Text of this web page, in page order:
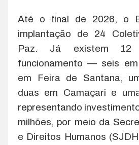
Até o final de 2026, o
implantação de 24
Paz. Já existem 12
funcionamento — seis
em Feira de Santana,
duas em Camaçari e
representando
milhões, por meio da
e Direitos Humanos